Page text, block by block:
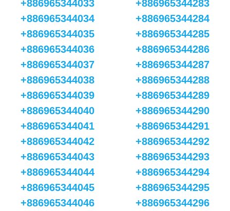
+886965344033
+886965344034
+886965344035
+886965344036
+886965344037
+886965344038
+886965344039
+886965344040
+886965344041
+886965344042
+886965344043
+886965344044
+886965344045
+886965344046
+886965344283
+886965344284
+886965344285
+886965344286
+886965344287
+886965344288
+886965344289
+886965344290
+886965344291
+886965344292
+886965344293
+886965344294
+886965344295
+886965344296